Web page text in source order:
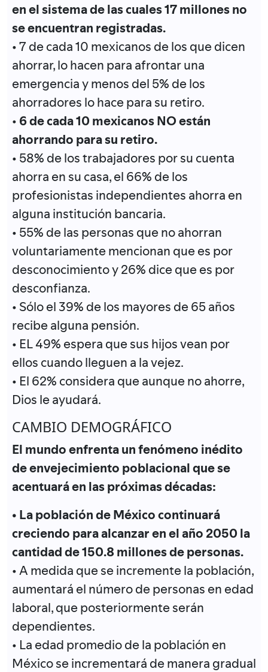
en el sistema de las cuales 17 millones no
se encuentran registradas.
• 7 de cada 10 mexicanos de los que dicen
ahorrar, lo hacen para afrontar una
emergencia y menos del 5% de los
ahorradores lo hace para su retiro.
• 6 de cada 10 mexicanos NO están
ahorrando para su retiro.
• 58% de los trabajadores por su cuenta
ahorra en su casa, el 66% de los
profesionistas independientes ahorra en
alguna institución bancaria.
• 55% de las personas que no ahorran
voluntariamente mencionan que es por
desconocimiento y 26% dice que es por
desconfianza.
• Sólo el 39% de los mayores de 65 años
recibe alguna pensión.
• EL 49% espera que sus hijos vean por
ellos cuando lleguen a la vejez.
• El 62% considera que aunque no ahorre,
Dios le ayudará.
CAMBIO DEMOGRÁFICO
El mundo enfrenta un fenómeno inédito
de envejecimiento poblacional que se
acentuará en las próximas décadas:
• La población de México continuará
creciendo para alcanzar en el año 2050 la
cantidad de 150.8 millones de personas.
• A medida que se incremente la población,
aumentará el número de personas en edad
laboral, que posteriormente serán
dependientes.
• La edad promedio de la población en
México se incrementará de manera gradual